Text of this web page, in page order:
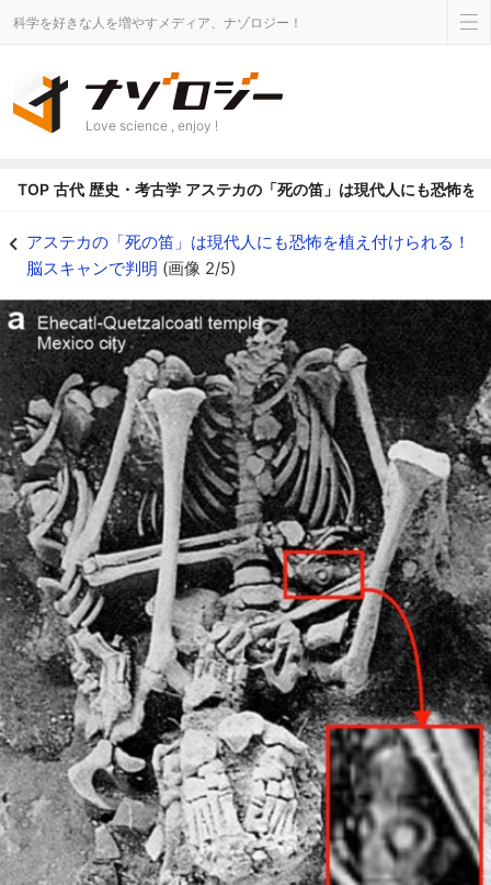
科学を好きな人を増やすメディア、ナゾロジー！
Love science , enjoy !
TOP 古代 歴史・考古学 アステカの「死の笛」は現代人にも恐怖を
アステカの「死の笛」は現代人にも恐怖を植え付けられる！
脳スキャンで判明 (画像 2/5)